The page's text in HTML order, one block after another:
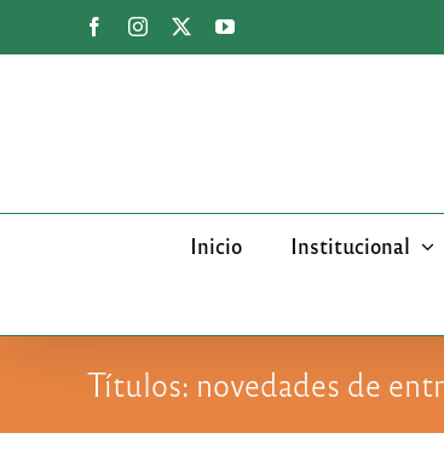
FacebookInstagram YouTube
Inicio Institucional
Títulos: novedades de